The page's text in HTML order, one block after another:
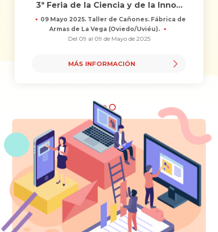
3ª Feria de la Ciencia y de la Inno
09 Mayo 2025. Taller de Cañones. Fábrica de
Armas de La Vega (Oviedo/Uviéu).
Del 09 al 09 de Mayo de 2025
MÁS INFORMACIÓN